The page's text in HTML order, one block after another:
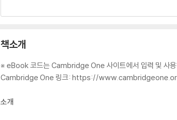
책소개
※ eBook 코드는 Cambridge One 사이트에서 입력 및 사용
Cambridge One 링크: https://
소개